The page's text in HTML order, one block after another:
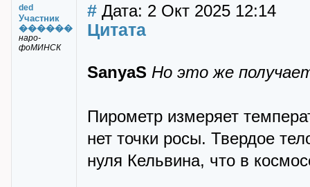
ded
Участник
������
наро-
фоМИНСК
# Дата: 2 Окт 2025 12:14
Цитата
SanyaS Но это же
Пирометр измеряет
нет точки росы. Твердое
нуля Кельвина, что в